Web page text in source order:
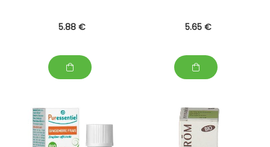
5.88 € 5.65 €